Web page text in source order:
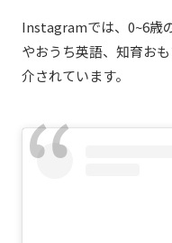
Instagramでは、0~6歳
やおうち英語、知育お
介されています。